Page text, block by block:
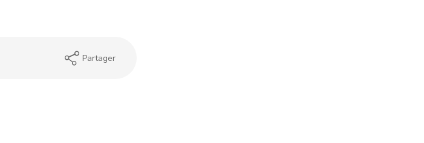
Partager